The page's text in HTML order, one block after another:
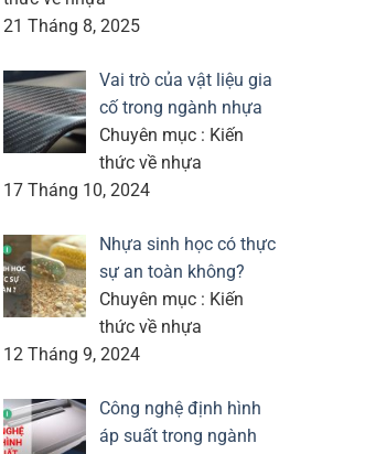
21 Tháng 8, 2025
Vai trò của vật liệu gia
cố trong ngành nhựa
Chuyên mục : Kiến
thức về nhựa
17 Tháng 10, 2024
Nhựa sinh học có thực
sự an toàn không?
Chuyên mục : Kiến
thức về nhựa
12 Tháng 9, 2024
Công nghệ định hình
áp suất trong ngành